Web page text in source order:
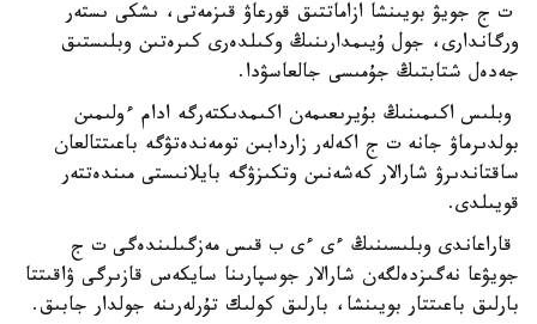
ت ج جويۋ بويىنشا ازاماتتىق قورعاۋ قىزمەتى، ىشكى ىستەر
ورگاندارى، جول ۇيىمدارىنىڭ وكىلدەرى كىرەتىن وبلىستىق
جەدەل شتابتىڭ جۇمىسى جالعاسۋدا.
وبلىس اكىمىنىڭ بۇيرىعىمەن اكىمدىكتەرگە ادام ءولىمىن
بولدىرماۋ جانە ت ج اكەلەر زاردابىن تومەندەتۋگە باعىتتالعان
ساقتاندىرۋ شارالار كەشەنىن وتكىزۋگە بايلانىستى مىندەتتەر
قويىلدى.
قاراعاندى وبلىسىنىڭ ءى ءى ب قىس مەزگىلىندەگى ت ج
جويۋعا نەگىزدەلگەن شارالار جوسپارىنا سايكەس قازىرگى ۋاقىتتا
بارلىق باعىتتار بويىنشا، بارلىق كولىك تۇرلەرىنە جولدار جابىق.